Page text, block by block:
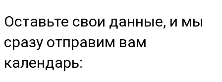
Оставьте свои данные, и мы
сразу отправим вам
календарь: